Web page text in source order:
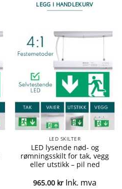
LEGG I HANDLEKURV
LED SKILTER
LED lysende nød- og
rømningsskilt for tak, vegg
eller utstikk – pil ned
965.00 kr Ink. mva